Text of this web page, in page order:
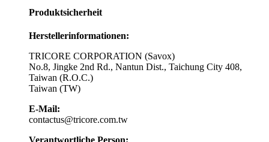
Produktsicherheit
Herstellerinformationen:
TRICORE CORPORATION (Savox)
No.8, Jingke 2nd Rd., Nantun Dist., Taichung City 408,
Taiwan (R.O.C.)
Taiwan (TW)
E-Mail:
contactus@tricore.com.tw